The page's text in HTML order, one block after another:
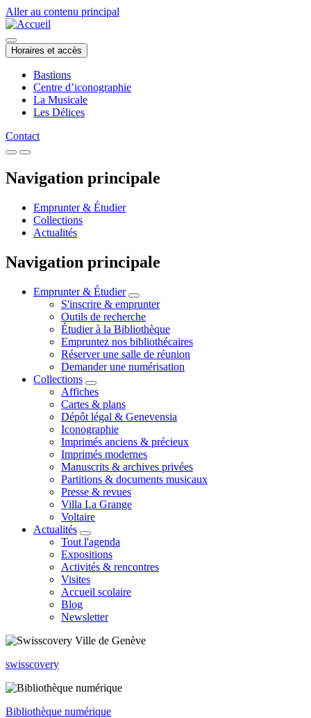
Aller au contenu principal
Horaires et accès
Bastions
Centre d’iconographie
La Musicale
Les Délices
Contact
Navigation principale
Emprunter & Étudier
Collections
Actualités
Navigation principale
Emprunter & Étudier
S'inscrire & emprunter
Outils de recherche
Étudier à la Bibliothèque
Empruntez nos bibliothécaires
Réserver une salle de réunion
Demander une numérisation
Collections
Affiches
Cartes & plans
Dépôt légal & Genevensia
Iconographie
Imprimés anciens & précieux
Imprimés modernes
Manuscrits & archives privées
Partitions & documents musicaux
Presse & revues
Villa La Grange
Voltaire
Actualités
Tout l'agenda
Expositions
Activités & rencontres
Visites
Accueil scolaire
Blog
Newsletter
swisscovery
Bibliothèque numérique